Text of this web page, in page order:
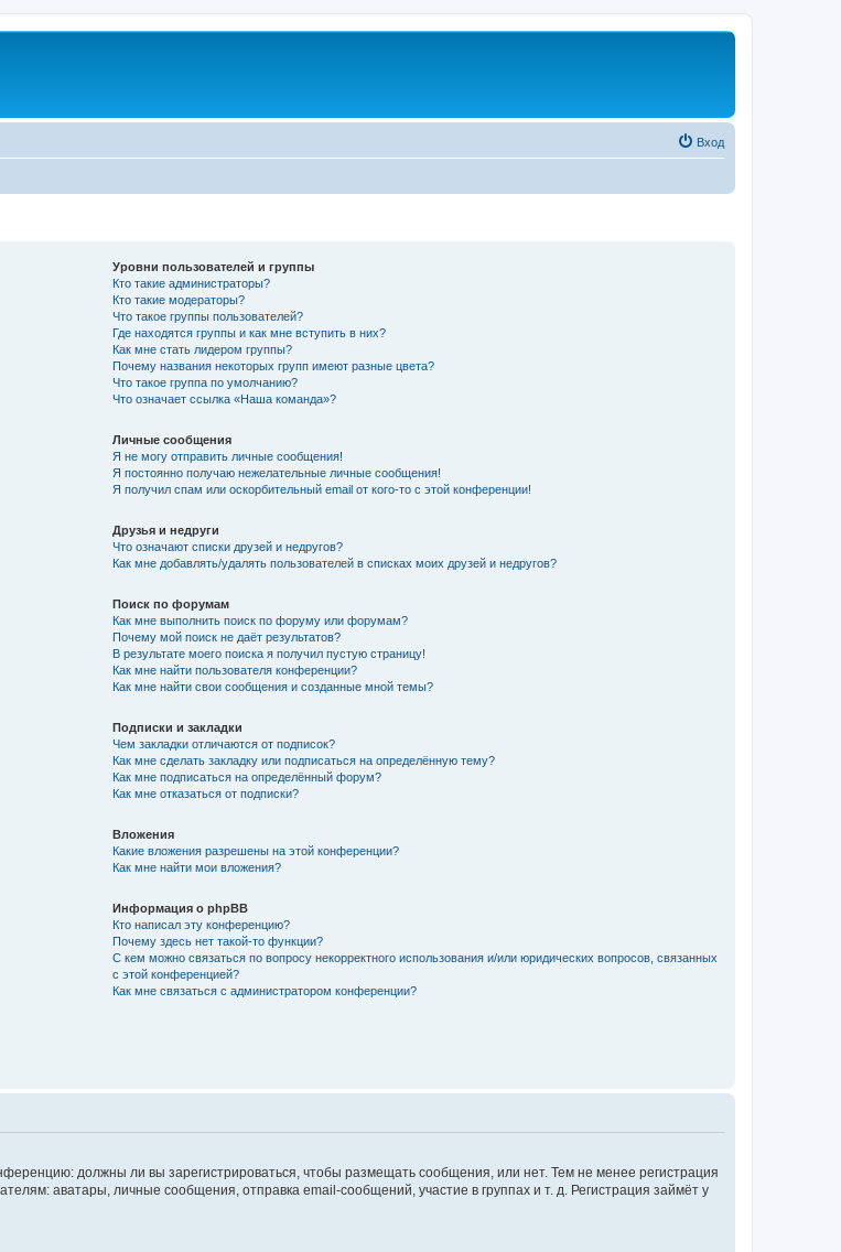
Вход
Уровни пользователей и группы
Кто такие администраторы?
Кто такие модераторы?
Что такое группы пользователей?
Где находятся группы и как мне вступить в них?
Как мне стать лидером группы?
Почему названия некоторых групп имеют разные цвета?
Что такое группа по умолчанию?
Что означает ссылка «Наша команда»?
Личные сообщения
Я не могу отправить личные сообщения!
Я постоянно получаю нежелательные личные сообщения!
Я получил спам или оскорбительный email от кого-то с этой конференции!
Друзья и недруги
Что означают списки друзей и недругов?
Как мне добавлять/удалять пользователей в списках моих друзей и недругов?
Поиск по форумам
Как мне выполнить поиск по форуму или форумам?
Почему мой поиск не даёт результатов?
В результате моего поиска я получил пустую страницу!
Как мне найти пользователя конференции?
Как мне найти свои сообщения и созданные мной темы?
Подписки и закладки
Чем закладки отличаются от подписок?
Как мне сделать закладку или подписаться на определённую тему?
Как мне подписаться на определённый форум?
Как мне отказаться от подписки?
Вложения
Какие вложения разрешены на этой конференции?
Как мне найти мои вложения?
Информация о phpBB
Кто написал эту конференцию?
Почему здесь нет такой-то функции?
С кем можно связаться по вопросу некорректного использования и/или юридических вопросов, связанных
с этой конференцией?
Как мне связаться с администратором конференции?
должны ли вы зарегистрироваться, чтобы размещать сообщения, или нет. Тем не менее регистрация
аватары, личные сообщения, отправка email-сообщений, участие в группах и т. д. Регистрация займёт у